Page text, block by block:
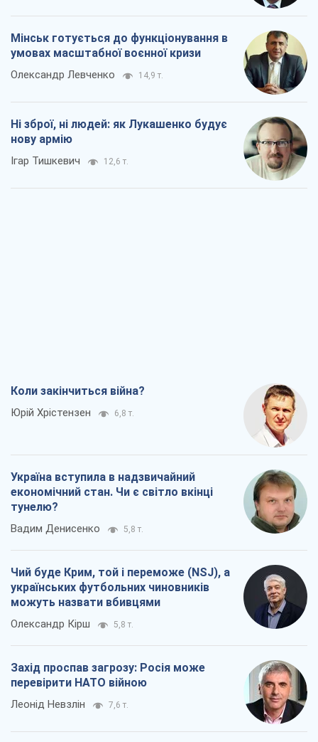
Мінськ готується до функціонування в
умовах масштабної воєнної кризи
Олександр Левченко 14,9 т.
Ні зброї, ні людей: як Лукашенко будує
нову армію
Ігар Тишкевич 12,6 т.
Коли закінчиться війна?
Юрій Хрістензен 6,8 т.
Україна вступила в надзвичайний
економічний стан. Чи є світло вкінці
тунелю?
Вадим Денисенко 5,8 т.
Чий буде Крим, той і переможе (NSJ), а
українських футбольних чиновників
можуть назвати вбивцями
Олександр Кірш 5,8 т.
Захід проспав загрозу: Росія може
перевірити НАТО війною
Леонід Невзлін 7,6 т.